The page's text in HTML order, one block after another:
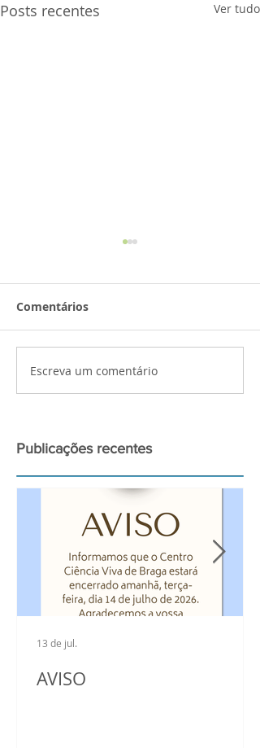
Posts recentes Ver tudo
Palestra de preparação
para a observação do
Comentários
Escreva um comentário
Publicações recentes
AVISO
13 de jul.